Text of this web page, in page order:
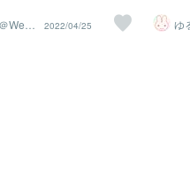
ンツ販売の市場で、よく
あらかじめリサーチし
像に盛り込むことで、見
Web
ナー
2022/04/25
ようと
かな。
ゆ
＠